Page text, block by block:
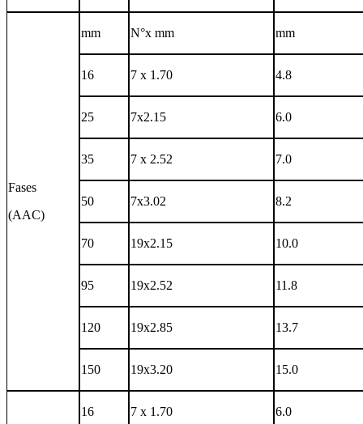
Fases
(AAC)
mm N°x mm mm
16 7 x 1.70 4.8
25 7x2.15 6.0
35 7 x 2.52 7.0
50 7x3.02 8.2
70 19x2.15 10.0
95 19x2.52 11.8
120 19x2.85 13.7
150 19x3.20 15.0
16 7 x 1.70 6.0